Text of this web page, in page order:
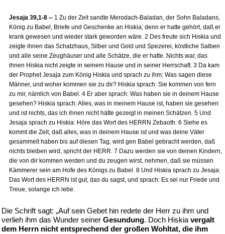
Jesaja 39,1-8 -- 1 Zu der Zeit sandte Merodach-Baladan, der Sohn Baladans,
König zu Babel, Briefe und Geschenke an Hiskia; denn er hatte gehört, daß er
krank gewesen und wieder stark geworden wäre. 2 Des freute sich Hiskia und
zeigte ihnen das Schatzhaus, Silber und Gold und Spezerei, köstliche Salben
und alle seine Zeughäuser und alle Schätze, die er hatte. Nichts war, das
ihnen Hiskia nicht zeigte in seinem Hause und in seiner Herrschaft. 3 Da kam
der Prophet Jesaja zum König Hiskia und sprach zu ihm: Was sagen diese
Männer, und woher kommen sie zu dir? Hiskia sprach: Sie kommen von fern
zu mir, nämlich von Babel. 4 Er aber sprach: Was haben sie in deinem Hause
gesehen? Hiskia sprach: Alles, was in meinem Hause ist, haben sie gesehen
und ist nichts, das ich ihnen nicht hätte gezeigt in meinen Schätzen. 5 Und
Jesaja sprach zu Hiskia: Höre das Wort des HERRN Zebaoth: 6 Siehe es
kommt die Zeit, daß alles, was in deinem Hause ist und was deine Väter
gesammelt haben bis auf diesen Tag, wird gen Babel gebracht werden, daß
nichts bleiben wird, spricht der HERR. 7 Dazu werden sie von deinen Kindern,
die von dir kommen werden und du zeugen wirst, nehmen, daß sie müssen
Kämmerer sein am Hofe des Königs zu Babel. 8 Und Hiskia sprach zu Jesaja:
Das Wort des HERRN ist gut, das du sagst, und sprach: Es sei nur Friede und
Treue, solange ich lebe.
Die Schrift sagt: „Auf sein Gebet hin redete der Herr zu ihm und
verlieh ihm das Wunder seiner Gesundung. Doch Hiskia vergalt
dem Herrn nicht entsprechend der großen Wohltat, die ihm